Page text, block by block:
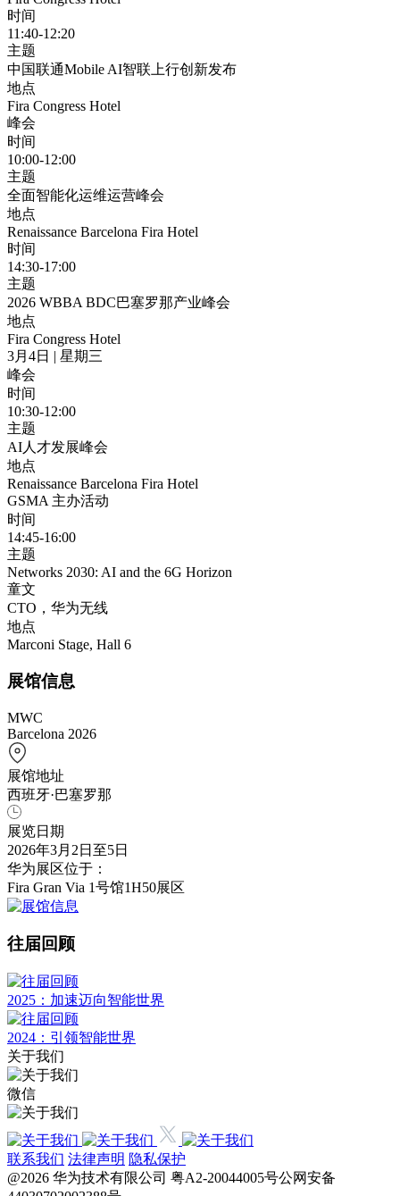
时间
11:40-12:20
主题
中国联通Mobile AI智联上行创新发布
地点
Fira Congress Hotel
峰会
时间
10:00-12:00
主题
全面智能化运维运营峰会
地点
Renaissance Barcelona Fira Hotel
时间
14:30-17:00
主题
2026 WBBA BDC巴塞罗那产业峰会
地点
Fira Congress Hotel
3月4日 | 星期三
峰会
时间
10:30-12:00
主题
AI人才发展峰会
地点
Renaissance Barcelona Fira Hotel
GSMA 主办活动
时间
14:45-16:00
主题
Networks 2030: AI and the 6G Horizon
童文
CTO，华为无线
地点
Marconi Stage, Hall 6
展馆信息
MWC
Barcelona 2026
展馆地址
西班牙·巴塞罗那
展览日期
2026年3月2日至5日
华为展区位于：
Fira Gran Via 1号馆1H50展区
往届回顾
2025：加速迈向智能世界
2024：引领智能世界
关于我们
微信
联系我们 法律声明 隐私保护
@2026 华为技术有限公司 粤A2-20044005号公网安备